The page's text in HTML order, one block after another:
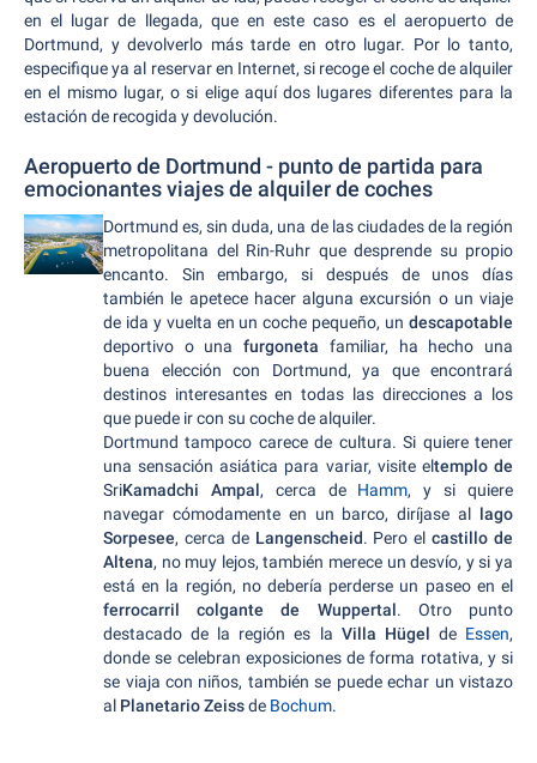
en el lugar de llegada, que en este caso es el aeropuerto de
Dortmund, y devolverlo más tarde en otro lugar. Por lo tanto,
especifique ya al reservar en Internet, si recoge el coche de alquiler
en el mismo lugar, o si elige aquí dos lugares diferentes para la
estación de recogida y devolución.
Aeropuerto de Dortmund - punto de partida para
emocionantes viajes de alquiler de coches
Dortmund es, sin duda, una de las ciudades de la región
metropolitana del Rin-Ruhr que desprende su propio
encanto. Sin embargo, si después de unos días
también le apetece hacer alguna excursión o un viaje
de ida y vuelta en un coche pequeño, un descapotable
deportivo o unafurgoneta familiar, ha hecho una
buena elección con Dortmund, ya que encontrará
destinos interesantes en todas las direcciones a los
que puede ir con su coche de alquiler.
Dortmund tampoco carece de cultura. Si quiere tener
una sensación asiática para variar, visite eltemplo de
SriKamadchi Ampal, cerca de Hamm, y si quiere
navegar cómodamente en un barco, diríjase al lago
Sorpesee, cerca de Langenscheid. Pero elcastillo de
Altena, no muy lejos, también merece un desvío, y si ya
está en la región, no debería perderse un paseo en el
ferrocarril colgante de Wuppertal. Otro punto
destacado de la región es la Villa Hügel de Essen,
donde se celebran exposiciones de forma rotativa, y si
se viaja con niños, también se puede echar un vistazo
al Planetario Zeissde Bochum.